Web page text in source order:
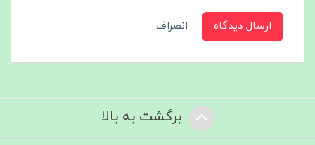
ارسال دیدگاه انصراف
برگشت به بالا